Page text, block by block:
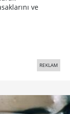
ve
REKLAM